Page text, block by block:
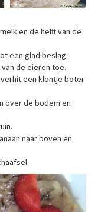
en de helft van de
een glad beslag.
de eieren toe.
een klontje boter
over de bodem en
naar boven en